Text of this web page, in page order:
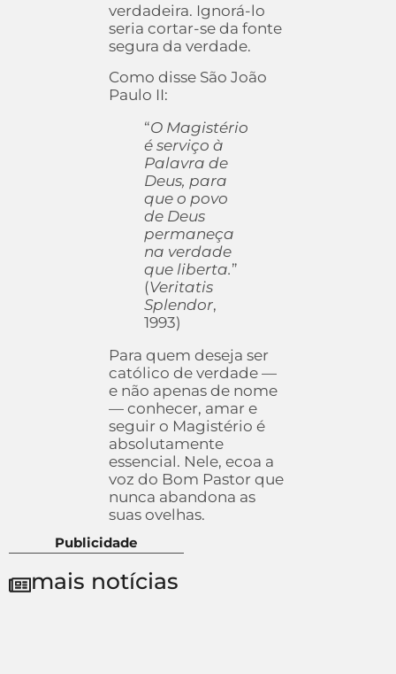
verdadeira. Ignorá-lo
seria cortar-se da fonte
segura da verdade.
Como disse São João
Paulo II:
“O Magistério
é serviço à
Palavra de
Deus, para
que o povo
de Deus
permaneça
na verdade
que liberta.”
(Veritatis
Splendor,
1993)
Para quem deseja ser
católico de verdade —
e não apenas de nome
— conhecer, amar e
seguir o Magistério é
absolutamente
essencial. Nele, ecoa a
voz do Bom Pastor que
nunca abandona as
suas ovelhas.
Publicidade
mais notícias